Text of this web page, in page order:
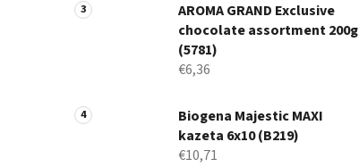
AROMA GRAND Exclusive
chocolate assortment 200g
(5781)
€6,36
Biogena Majestic MAXI
kazeta 6x10 (B219)
€10,71